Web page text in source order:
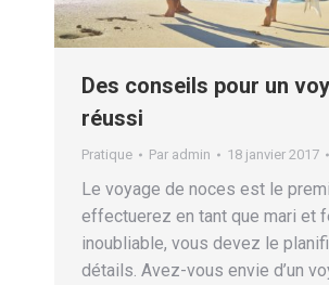
Des conseils pour un
réussi
Pratique Par admin 18 janvier 2017
Le voyage de noces est le
effectuerez en tant que mari et
inoubliable, vous devez le
détails. Avez-vous envie d’un